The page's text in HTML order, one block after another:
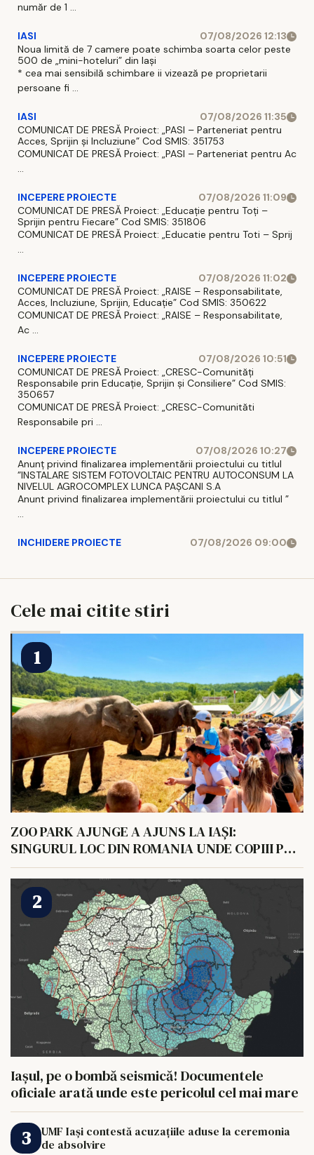
număr de 1 ...
IASI
07/08/2026 12:13
Noua limită de 7 camere poate schimba soarta celor peste
500 de „mini-hoteluri” din Iași
* cea mai sensibilă schimbare ii vizează pe proprietarii
persoane fi ...
IASI
07/08/2026 11:35
COMUNICAT DE PRESĂ Proiect: „PASI – Parteneriat pentru
Acces, Sprijin și Incluziune” Cod SMIS: 351753
COMUNICAT DE PRESĂ Proiect: „PASI – Parteneriat pentru Ac
...
INCEPERE PROIECTE
07/08/2026 11:09
COMUNICAT DE PRESĂ Proiect: „Educație pentru Toți –
Sprijin pentru Fiecare” Cod SMIS: 351806
COMUNICAT DE PRESĂ Proiect: „Educatie pentru Toti – Sprij
...
INCEPERE PROIECTE
07/08/2026 11:02
COMUNICAT DE PRESĂ Proiect: „RAISE – Responsabilitate,
Acces, Incluziune, Sprijin, Educație” Cod SMIS: 350622
COMUNICAT DE PRESĂ Proiect: „RAISE – Responsabilitate,
Ac ...
INCEPERE PROIECTE
07/08/2026 10:51
COMUNICAT DE PRESĂ Proiect: „CRESC-Comunități
Responsabile prin Educație, Sprijin și Consiliere” Cod SMIS:
350657
COMUNICAT DE PRESĂ Proiect: „CRESC-Comunităti
Responsabile pri ...
INCEPERE PROIECTE
07/08/2026 10:27
Anunț privind finalizarea implementării proiectului cu titlul
”INSTALARE SISTEM FOTOVOLTAIC PENTRU AUTOCONSUM LA
NIVELUL AGROCOMPLEX LUNCA PAȘCANI S.A
Anunt privind finalizarea implementării proiectului cu titlul ”
...
INCHIDERE PROIECTE 07/08/2026 09:00
Cele mai citite stiri
ZOO PARK AJUNGE A AJUNS LA IAȘI:
SINGURUL LOC DIN ROMANIA UNDE COPIII POT
HRANI UN ELEFANT
Iașul, pe o bombă seismică! Documentele
oficiale arată unde este pericolul cel mai mare
UMF Iași contestă acuzațiile aduse la ceremonia
de absolvire